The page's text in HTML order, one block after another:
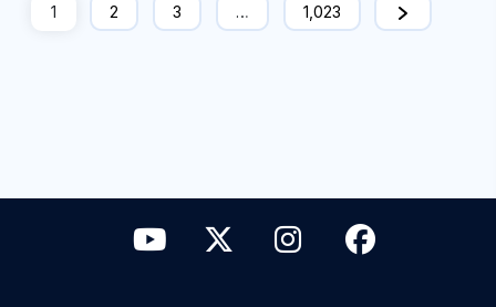
1 2 3 … 1,023